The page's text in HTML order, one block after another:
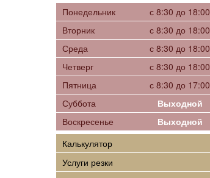
Понедельник
с 8:30 до 18:00
Вторник
с 8:30 до 18:00
Среда
с 8:30 до 18:00
Четверг
с 8:30 до 18:00
Пятница
с 8:30 до 17:00
Суббота
Выходной
Воскресенье
Выходной
Калькулятор
Услуги резки